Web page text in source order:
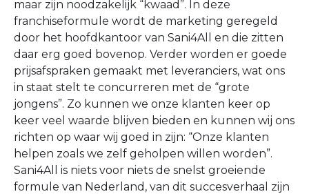
maar zijn noodzakelijk “kwaad”. In deze
franchiseformule wordt de marketing geregeld
door het hoofdkantoor van Sani4All en die zitten
daar erg goed bovenop. Verder worden er goede
prijsafspraken gemaakt met leveranciers, wat ons
in staat stelt te concurreren met de “grote
jongens”. Zo kunnen we onze klanten keer op
keer veel waarde blijven bieden en kunnen wij ons
richten op waar wij goed in zijn: “Onze klanten
helpen zoals we zelf geholpen willen worden”.
Sani4All is niets voor niets de snelst groeiende
formule van Nederland, van dit succesverhaal zijn